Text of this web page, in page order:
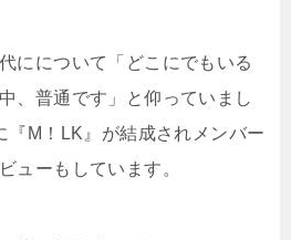
にについて「どこにでもいる
、普通です」と仰っていまし
『M！LK』が結成されメンバー
ューもしています。